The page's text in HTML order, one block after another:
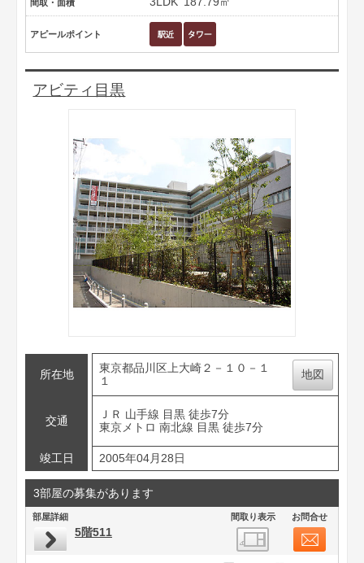
間取・面積
アピールポイント
アビティ目黒
所在地
東京都品川区上大崎２－１０－１
１
地図
交通
ＪＲ 山手線 目黒 徒歩7分
東京メトロ 南北線 目黒 徒歩7分
竣工日 2005年04月28日
3部屋の募集があります
部屋詳細 間取り表示 お問合せ
5階511